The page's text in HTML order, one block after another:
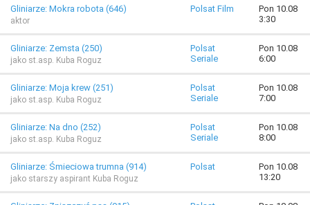
Gliniarze: Mokra robota (646)
aktor
Polsat Film
Pon 10.08
3:30
Gliniarze: Zemsta (250)
jako st.asp. Kuba Roguz
Polsat
Seriale
Pon 10.08
6:00
Gliniarze: Moja krew (251)
jako st.asp. Kuba Roguz
Polsat
Seriale
Pon 10.08
7:00
Gliniarze: Na dno (252)
jako st.asp. Kuba Roguz
Polsat
Seriale
Pon 10.08
8:00
Gliniarze: Śmieciowa trumna (914)
jako starszy aspirant Kuba Roguz
Polsat
Pon 10.08
13:20